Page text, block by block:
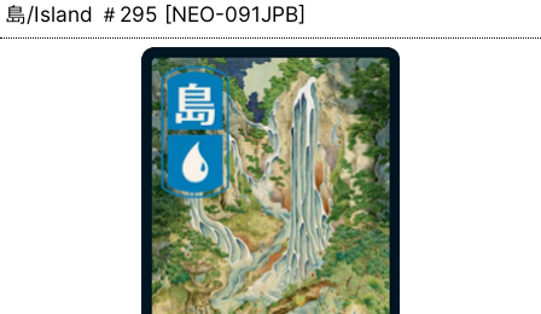
島/Island ＃295 [NEO-091JPB]